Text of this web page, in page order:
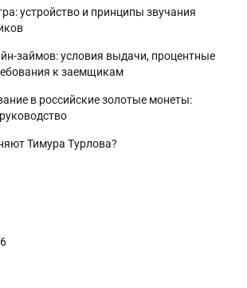
устройство и принципы звучания
займов: условия выдачи, процентные
к заемщикам
в российские золотые монеты:
Тимура Турлова?